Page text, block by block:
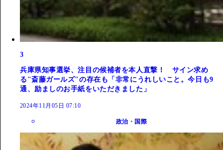
3
兵庫県知事選挙、注目の候補者を本人直撃！ サイン求め
る"斎藤ガールズ"の存在も「非常にうれしいこと。今日も9
通、励ましのお手紙をいただきました」
2024年11月05日 07:10
政治・国際